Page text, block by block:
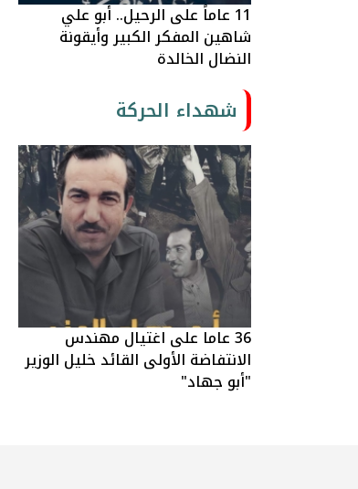
11 عاماً على الرحيل.. أبو علي
شاهين المفكر الكبير وأيقونة
النضال الخالدة
شهداء الحركة
36 عاما على اغتيال مهندس
الانتفاضة الأولى القائد خليل الوزير
"أبو جهاد"